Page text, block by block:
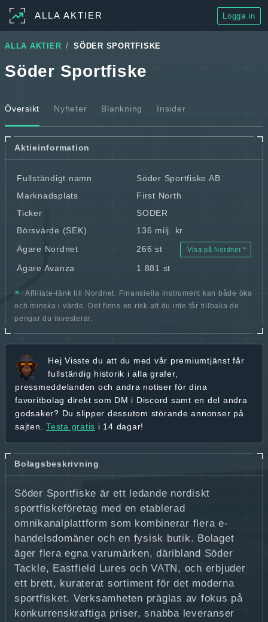
ALLA AKTIER Logga in
ALLA AKTIER SÖDER SPORTFISKE
Söder Sportfiske
Översikt Nyheter Blankning Insider
Aktieinformation
Fullständigt namn
Söder Sportfiske AB
Marknadsplats
First North
Ticker
SODER
Börsvärde (SEK)
136 milj. kr
Ägare Nordnet
266 st Visa på Nordnet
Ägare Avanza 1 881 st
Affiliate-länk till Nordnet. Finansiella instrument kan både öka
och minska i värde. Det finns en risk att du inte får tillbaka de
pengar du investerar.
Hej Visste du att du med vår premiumtjänst får
fullständig historik i alla grafer,
pressmeddelanden och andra notiser för dina
favoritbolag direkt som DM i Discord samt en del andra
godsaker? Du slipper dessutom störande annonser på
sajten. Testa gratis i 14 dagar!
Bolagsbeskrivning
Söder Sportfiske är ett ledande nordiskt
sportfiskeföretag med en etablerad
omnikanalplattform som kombinerar flera e-
handelsdomäner och en fysisk butik. Bolaget
äger flera egna varumärken, däribland Söder
Tackle, Eastfield Lures och VATN, och erbjuder
ett brett, kuraterat sortiment för det moderna
sportfisket. Verksamheten präglas av fokus på
konkurrenskraftiga priser, snabba leveranser